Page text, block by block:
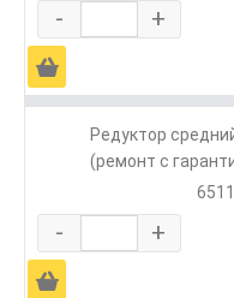
- +
Ä
Редуктор
(ремонт с
- +
Ä